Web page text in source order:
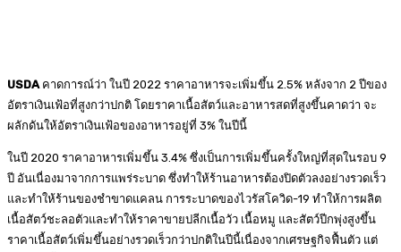
USDAคาดการณ์ว่า ในปี 2022 ราคาอาหารจะเพิ่มขึ้น 2.5% หลังจาก 2 ปีของ
อัตราเงินเฟ้อที่สูงกว่าปกติ โดยราคาเนื้อสัตว์และอาหารสดที่สูงขึ้นคาดว่า จะ
ผลักดันให้อัตราเงินเฟ้อของอาหารอยู่ที่ 3% ในปีนี้
ในปี 2020 ราคาอาหารเพิ่มขึ้น 3.4% ซึ่งเป็นการเพิ่มขึ้นครั้งใหญ่ที่สุดในรอบ 9
ปี อันเนื่องมาจากการแพร่ระบาด ซึ่งทำให้ร้านอาหารต้องปิดตัวลงอย่างรวดเร็ว
และทำให้ร้านของชำขาดแคลน การระบาดของไวรัสโควิด-19 ทำให้การผลิต
เนื้อสัตว์ชะลอตัวและทำให้ราคาขายปลีกเนื้อวัว เนื้อหมู และสัตว์ปีกพุ่งสูงขึ้น
ราคาเนื้อสัตว์เพิ่มขึ้นอย่างรวดเร็วกว่าปกติในปีนี้เนื่องจากเศรษฐกิจฟื้นตัว แต่